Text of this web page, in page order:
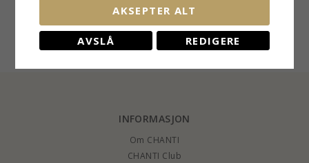
13 mm diamant creol
diamant
karat gull
INFORMASJON
Om CHANTI
CHANTI Club
AKSEPTER ALT
AVSLÅ REDIGERE